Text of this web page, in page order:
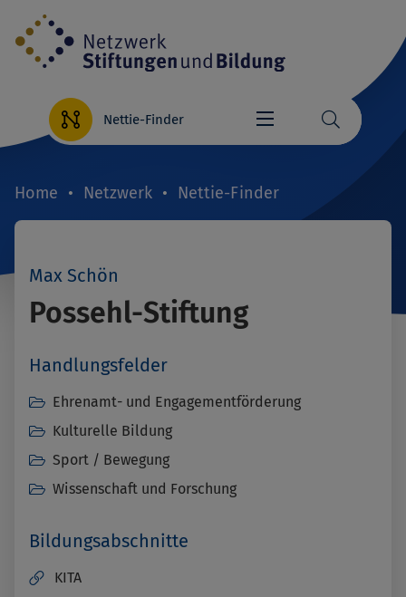
Direkt
zum
Inhalt
Nettie-Finder
Home Netzwerk Nettie-Finder
Max Schön
Possehl-Stiftung
Handlungsfelder
Ehrenamt- und Engagementförderung
Kulturelle Bildung
Sport / Bewegung
Wissenschaft und Forschung
Bildungsabschnitte
KITA